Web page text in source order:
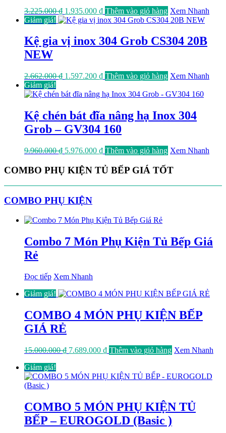
3.225.000₫ Giá
gốc
3.225.000 ₫.
1.935.000 ₫Giá
hiện
là:
1.935.000 ₫.
Thêm vào giỏ hàng Xem Nhanh
Giảm giá!
Kệ gia vị inox 304 Grob CS304 20B
NEW
2.662.000₫ Giá
là:
1.597.200 ₫Giá
tại
1.597.200 ₫.
Thêm vào giỏ hàng Xem Nhanh
Giảm giá!
Kệ chén bát đĩa nâng hạ Inox 304
Grob – GV304 160
9.960.000₫ Giá
là:
9.960.000 ₫.
5.976.000 ₫Giá
tại
5.976.000 ₫.
Thêm vào giỏ hàng Xem Nhanh
COMBO PHỤ KIỆN TỦ BẾP GIÁ TỐT
COMBO PHỤ KIỆN
Combo 7 Món Phụ Kiện Tủ Bếp Giá
Rẻ
Đọc tiếp Xem Nhanh
Giảm giá!
COMBO 4 MÓN PHỤ KIỆN BẾP
GIÁ RẺ
15.000.000₫ Giá
15.000.000 ₫.
7.689.000 ₫Giá
là:
Thêm vào giỏ hàng Xem Nhanh
Giảm giá!
COMBO 5 MÓN PHỤ KIỆN TỦ
BẾP – EUROGOLD (Basic )